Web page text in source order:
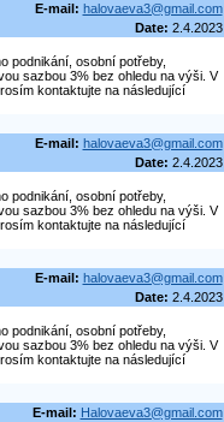
E-mail: halovaeva3@gmail.com
Date: 2.4.2023
podnikání, osobní potřeby,
sazbou 3% bez ohledu na výši. V
kontaktujte na následující
E-mail: halovaeva3@gmail.com
Date: 2.4.2023
podnikání, osobní potřeby,
sazbou 3% bez ohledu na výši. V
kontaktujte na následující
E-mail: halovaeva3@gmail.com
Date: 2.4.2023
podnikání, osobní potřeby,
sazbou 3% bez ohledu na výši. V
kontaktujte na následující
E-mail: Halovaeva3@gmail.com